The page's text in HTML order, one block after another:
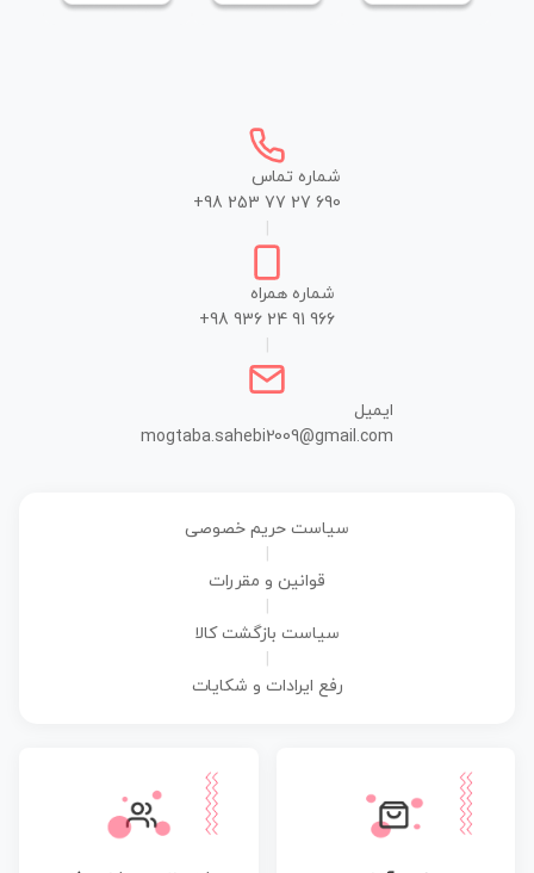
شماره تماس
+98 253 77 27 690
شماره همراه
+98 936 24 91 966
ایمیل
mogtaba.sahebi2009@gmail.com
سیاست حریم خصوصی
قوانین و مقررات
سیاست بازگشت کالا
رفع ایرادات و شکایات